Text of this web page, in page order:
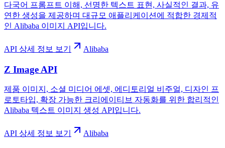
다국어 프롬프트 이해, 선명한 텍스트 표현, 사실적인 결과, 유
연한 생성을 제공하며 대규모 애플리케이션에 적합한 경제적
인 Alibaba 이미지 API입니다.
API 상세 정보 보기 Alibaba
Z Image API
제품 이미지, 소셜 미디어 에셋, 에디토리얼 비주얼, 디자인 프
로토타입, 확장 가능한 크리에이티브 자동화를 위한 합리적인
Alibaba 텍스트 이미지 생성 API입니다.
API 상세 정보 보기 Alibaba